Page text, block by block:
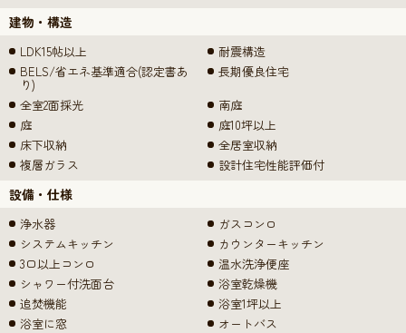
建物・構造
LDK15帖以上
耐震構造
BELS/省エネ基準適合(認定書あ
り)
長期優良住宅
全室2面採光
南庭
庭
庭10坪以上
床下収納
全居室収納
複層ガラス
設計住宅性能評価付
設備・仕様
浄水器
ガスコンロ
システムキッチン
カウンターキッチン
3口以上コンロ
温水洗浄便座
シャワー付洗面台
浴室乾燥機
追焚機能
浴室1坪以上
浴室に窓
オートバス